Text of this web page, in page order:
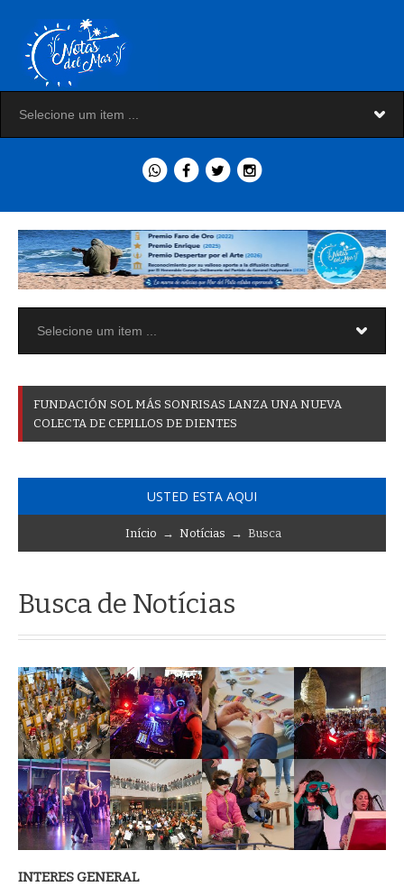
FUNDACIÓN SOL MÁS SONRISAS LANZA UNA NUEVA
COLECTA DE CEPILLOS DE DIENTES
USTED ESTA AQUI
Início → Notícias → Busca
Busca de Notícias
INTERES GENERAL